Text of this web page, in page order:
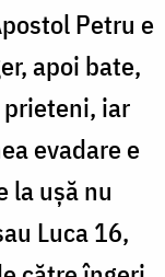
Petru e
apoi bate,
iar
evadare e
la uşă nu
Luca 16,